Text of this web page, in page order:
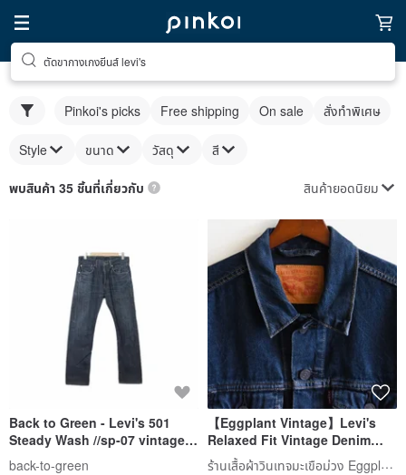
ตัดขากางเกงยีนส์ levi's
Pinkoi's picks Free shipping On sale สั่งทำพิเศษ
Style ขนาด วัสดุ สี
พบสินค้า 35 ชิ้นที่เกี่ยวกับ สินค้ายอดนิยม
Back to Green - Levi's 501
Steady Wash //sp-07 vintage
pants
back-to-green
【Eggplant Vintage】Levi's
Relaxed Fit Vintage Denim
Jacket
ร้านเสื้อผ้าวินเทจมะเขือม่วง Eggplant Vintage